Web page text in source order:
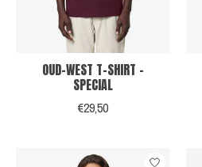
OUD-WEST T-SHIRT -
SPECIAL
€29,50